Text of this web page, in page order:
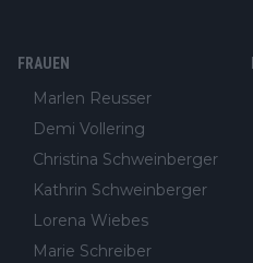
FRAUEN
Marlen Reusser
Demi Vollering
Christina Schweinberger
Kathrin Schweinberger
Lorena Wiebes
Marie Schreiber